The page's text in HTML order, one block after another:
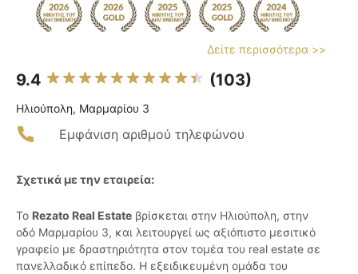
Δείτε περισσότερα >>
9.4 (103)
Ηλιούπολη, Μαρμαρίου 3
Εμφάνιση αριθμού τηλεφώνου
Σχετικά με την εταιρεία:
Το Rezato Real Estate βρίσκεται στην Ηλιούπολη, στην
οδό Μαρμαρίου 3, και λειτουργεί ως αξιόπιστο μεσιτικό
γραφείο με δραστηριότητα στον τομέα του real estate σε
πανελλαδικό επίπεδο. Η εξειδικευμένη ομάδα του